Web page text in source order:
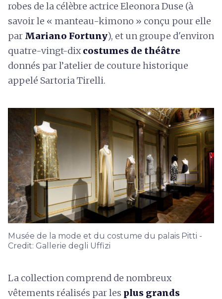
robes de la célèbre actrice Eleonora Duse (à
savoir le « manteau-kimono » conçu pour elle
par Mariano Fortuny), et un groupe d'environ
quatre-vingt-dixcostumes de théâtre
donnés par l’atelier de couture historique
appelé Sartoria Tirelli.
Musée de la mode et du costume du palais Pitti -
Credit: Gallerie degli Uffizi
La collection comprend de nombreux
vêtements réalisés par les plus grands